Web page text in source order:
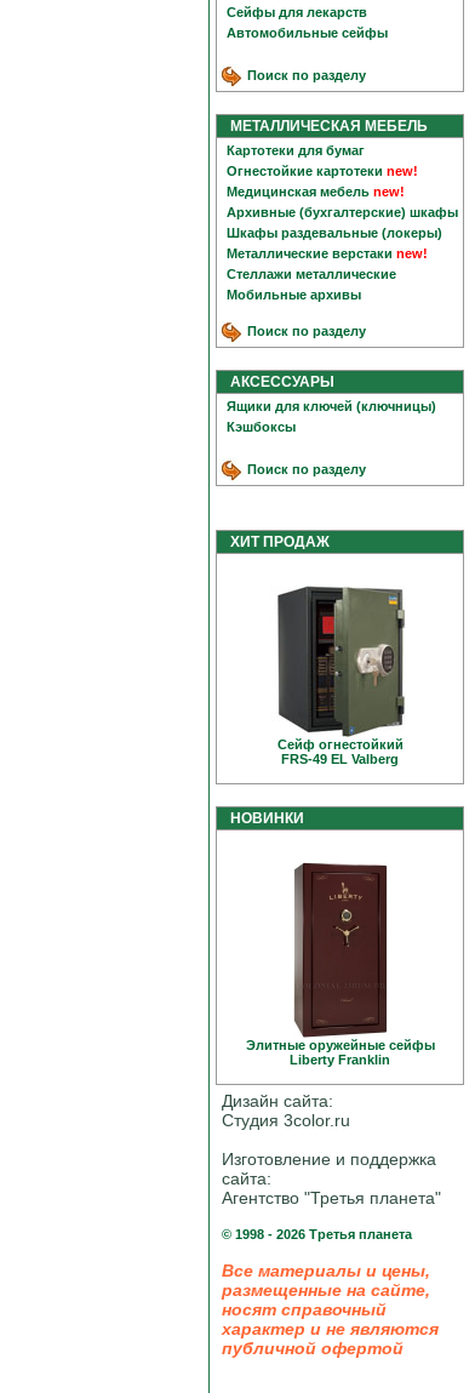
Сейфы для лекарств
Автомобильные сейфы
Поиск по разделу
МЕТАЛЛИЧЕСКАЯ МЕБЕЛЬ
Картотеки для бумаг
Огнестойкие картотеки new!
Медицинская мебель new!
Архивные (бухгалтерские) шкафы
Шкафы раздевальные (локеры)
Металлические верстаки new!
Стеллажи металлические
Мобильные архивы
Поиск по разделу
АКСЕССУАРЫ
Ящики для ключей (ключницы)
Кэшбоксы
Поиск по разделу
ХИТ ПРОДАЖ
Сейф огнестойкий
FRS-49 EL Valberg
НОВИНКИ
Элитные оружейные сейфы
Liberty Franklin
Дизайн сайта:
Студия 3color.ru
Изготовление и поддержка
сайта:
Агентство "Третья планета"
© 1998 - 2026 Третья планета
Все материалы и цены,
размещенные на сайте,
носят справочный
характер и не являются
публичной офертой